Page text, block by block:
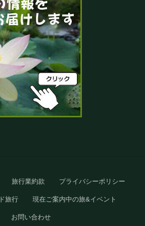
旅行業約款 プライバシーポリシー
旅行 現在ご案内中の旅&イベント
お問い合わせ